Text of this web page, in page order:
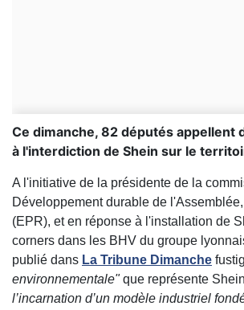
Ce dimanche, 82 députés appellent
à l'interdiction de Shein sur le
A l'initiative de la présidente de la
Développement durable de
(EPR), et en réponse à l'installation de
corners dans les BHV du groupe
publié dans La Tribune Dimanche
environnementale"que représente
l’incarnation d’un modèle industriel